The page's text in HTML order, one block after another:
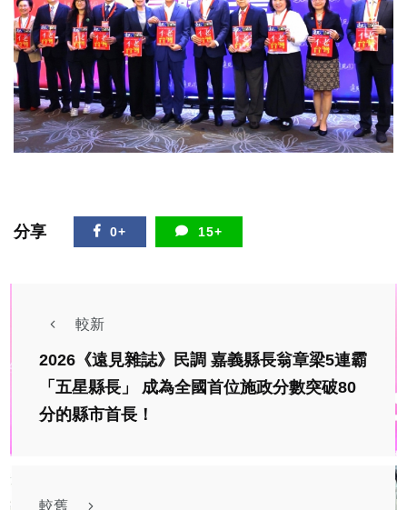
分享 0+ 15+
較新
2026《遠見雜誌》民調 嘉義縣長翁章梁5連霸
「五星縣長」 成為全國首位施政分數突破80
分的縣市首長！
較舊